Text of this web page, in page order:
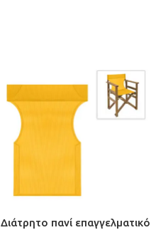
Διάτρητο πανί επαγγελματικό